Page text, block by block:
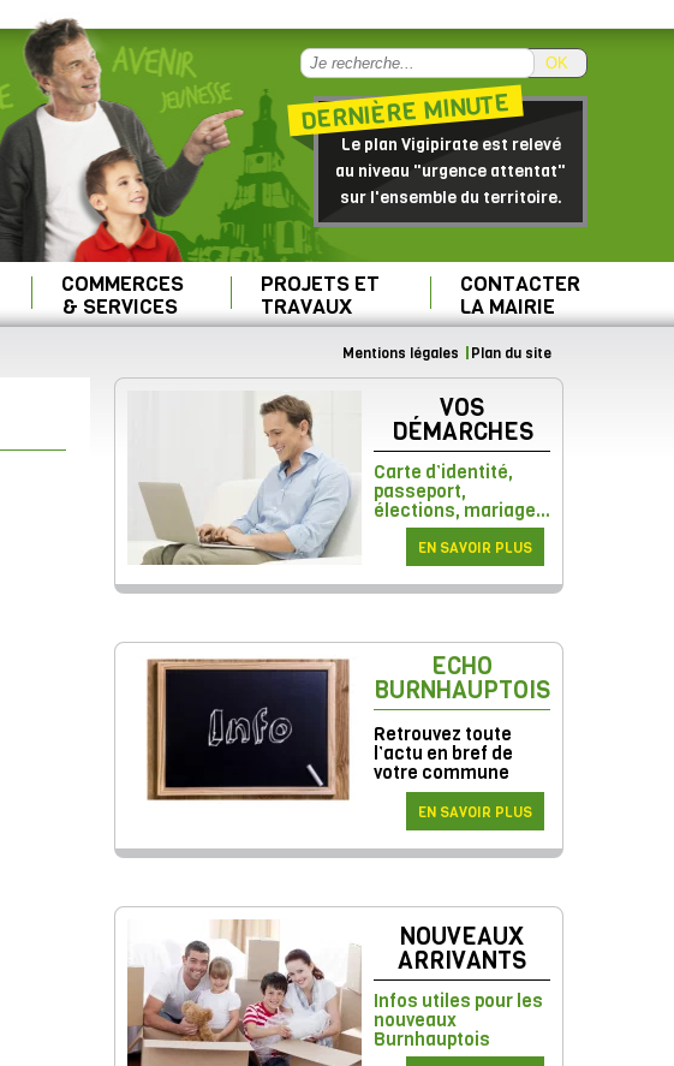
OK
DERNIÈRE MINUTE
Le plan Vigipirate est relevé
au niveau "urgence attentat"
sur l'ensemble du territoire.
COMMERCES
& SERVICES
PROJETS ET
TRAVAUX
CONTACTER
LA MAIRIE
Mentions légales Plan du site
VOS
DÉMARCHES
Carte d’identité,
passeport,
élections, mariage...
EN SAVOIR PLUS
ECHO
BURNHAUPTOIS
Retrouvez toute
l’actu en bref de
votre commune
EN SAVOIR PLUS
NOUVEAUX
ARRIVANTS
Infos utiles pour les
nouveaux
Burnhauptois